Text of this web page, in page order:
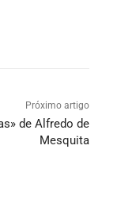
Próximo artigo
de Alfredo de
Mesquita